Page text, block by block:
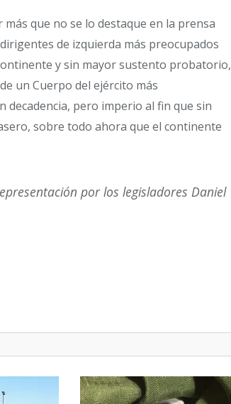
que no se lo destaque en la prensa
de izquierda más preocupados
y sin mayor sustento probatorio,
un Cuerpo del ejército más
pero imperio al fin que sin
sobre todo ahora que el continente
por los legisladores Daniel